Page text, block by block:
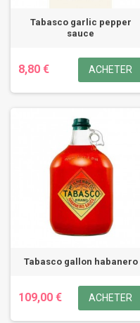
Tabasco garlic pepper
sauce
8,80 € ACHETER
Tabasco gallon habanero
109,00 € ACHETER